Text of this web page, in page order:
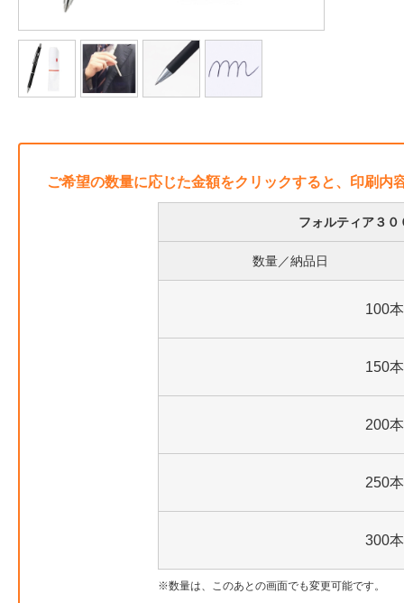
ご希望の数量に応じた金額をクリックすると、印刷内
フォルティア３
数量／納品日
100本
150本
200本
250本
300本
数量は、このあとの画面でも変更可能です。